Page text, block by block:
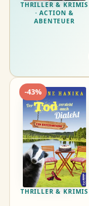
THRILLER & KRIMIS
· ACTION &
ABENTEUER
-43%
THRILLER & KRIMIS